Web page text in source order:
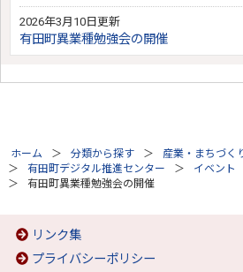
2026年3月10日更新
有田町異業種勉強会の開催
ホーム 分類から探す 産業・まちづく
有田町デジタル推進センター
イベント
有田町異業種勉強会の開催
リンク集
プライバシーポリシー